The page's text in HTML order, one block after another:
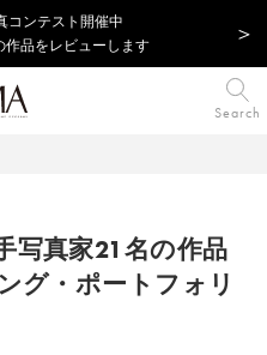
コンテスト開催中
品をレビューします
Search
写真家21名の作品
グ・ポートフォリ